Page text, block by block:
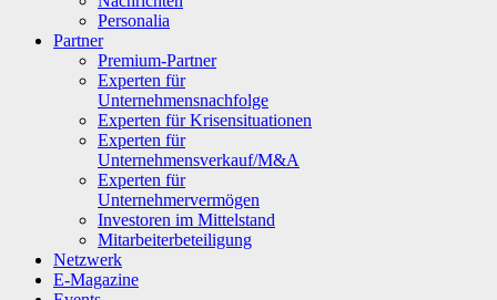
Personalia
Partner
Premium-Partner
Experten für
Unternehmensnachfolge
Experten für Krisensituationen
Experten für
Unternehmensverkauf/M&A
Experten für
Unternehmervermögen
Investoren im Mittelstand
Mitarbeiterbeteiligung
Netzwerk
E-Magazine